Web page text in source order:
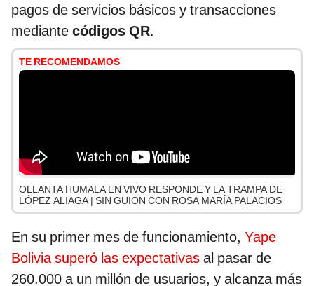
pagos de servicios básicos y transacciones
mediante códigos QR.
TE RECOMENDAMOS
OLLANTA HUMALA EN VIVO RESPONDE Y LA TRAMPA DE
LÓPEZ ALIAGA | SIN GUION CON ROSA MARÍA PALACIOS
En su primer mes de funcionamiento, Yape
Bolivia superó las expectativas al pasar de
260.000 a un millón de usuarios, y alcanza más